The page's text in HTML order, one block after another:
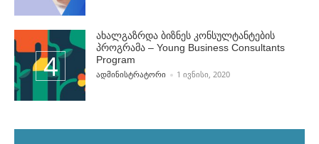
ახალგაზრდა ბიზნეს კონსულტანტების
პროგრამა – Young Business Consultants
Program
POSTED BY
ᲐᲓᲛᲘᲜᲘᲡᲢᲠᲐᲢᲝᲠᲘ 1 ᲘᲕᲜᲘᲡᲘ, 2020